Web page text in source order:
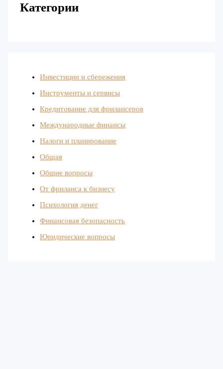
Категории
Инвестиции и сбережения
Инструменты и сервисы
Кредитование для фрилансеров
Международные финансы
Налоги и планирование
Общая
Общие вопросы
От фриланса к бизнесу
Психология денег
Финансовая безопасность
Юридические вопросы